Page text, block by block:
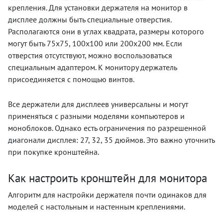
крепления. Для установки держателя на монитор в
дисплее должны быть специальные отверстия.
Располагаются они в углах квадрата, размеры которого
могут быть 75х75, 100х100 или 200х200 мм. Если
отверстия отсутствуют, можно воспользоваться
специальным адаптером. К монитору держатель
присоединяется с помощью винтов.
Все держатели для дисплеев универсальны и могут
применяться с разными моделями компьютеров и
моноблоков. Однако есть ограничения по разрешенной
диагонали дисплея: 27, 32, 35 дюймов. Это важно уточнить
при покупке кронштейна.
Как настроить кронштейн для монитора
Алгоритм для настройки держателя почти одинаков для
моделей с настольным и настенным креплениями.